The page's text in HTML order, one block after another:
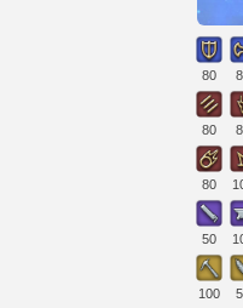
80
80
80
50
100